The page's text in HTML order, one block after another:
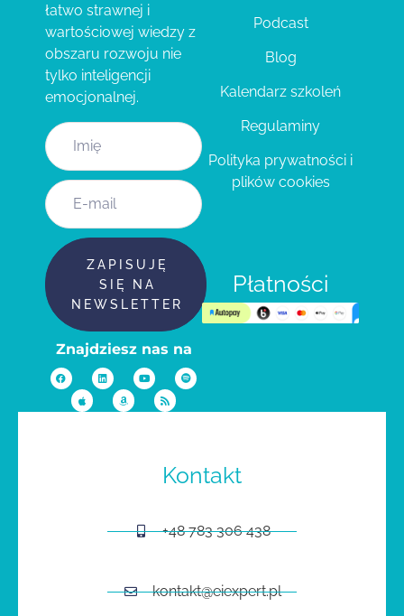
łatwo strawnej i
wartościowej wiedzy z
obszaru rozwoju nie
tylko inteligencji
emocjonalnej.
ZAPISUJĘ
SIĘ NA
NEWSLETTER
Znajdziesz nas na
Podcast
Blog
Kalendarz szkoleń
Regulaminy
Polityka prywatności i
plików cookies
Płatności
Kontakt
+48 783 306 438
kontakt@eiexpert.pl